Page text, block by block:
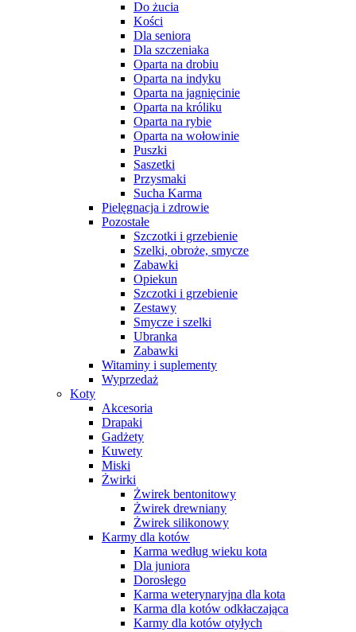
Do żucia
Kości
Dla seniora
Dla szczeniaka
Oparta na drobiu
Oparta na indyku
Oparta na jagnięcinie
Oparta na króliku
Oparta na rybie
Oparta na wołowinie
Puszki
Saszetki
Przysmaki
Sucha Karma
Pielęgnacja i zdrowie
Pozostałe
Szczotki i grzebienie
Szelki, obroże, smycze
Zabawki
Opiekun
Szczotki i grzebienie
Zestawy
Smycze i szelki
Ubranka
Zabawki
Witaminy i suplementy
Wyprzedaż
Koty
Akcesoria
Drapaki
Gadżety
Kuwety
Miski
Żwirki
Żwirek bentonitowy
Żwirek drewniany
Żwirek silikonowy
Karmy dla kotów
Karma według wieku kota
Dla juniora
Dorosłego
Karma weterynaryjna dla kota
Karma dla kotów odkłaczająca
Karmy dla kotów otyłych